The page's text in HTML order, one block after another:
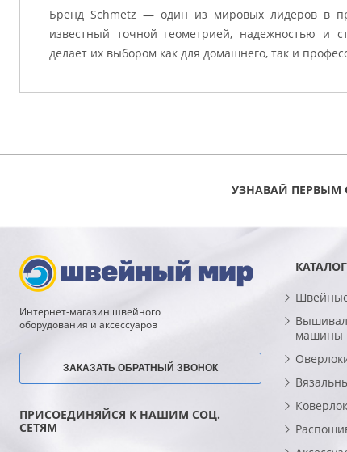
Бренд Schmetz — один из мировых лидеров в
известный точной геометрией, надежностью и
делает их выбором как для домашнего, так и
УЗНАВАЙ ПЕРВЫМ
Интернет-магазин швейного
оборудования и аксессуаров
ЗАКАЗАТЬ ОБРАТНЫЙ ЗВОНОК
ПРИСОЕДИНЯЙСЯ К НАШИМ СОЦ.
СЕТЯМ
КАТАЛОГ
машины
Коверлок